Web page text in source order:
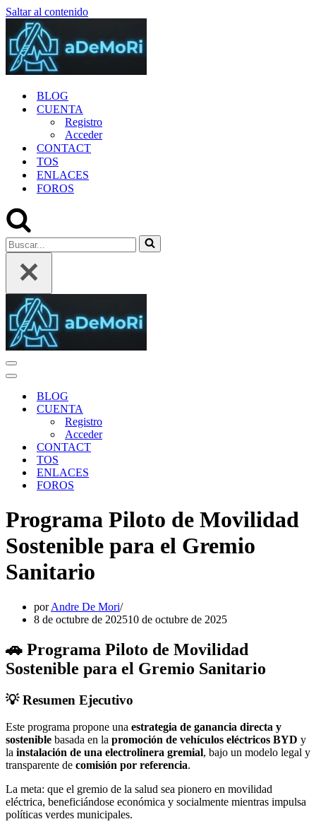
Saltar al contenido
BLOG
CUENTA
Registro
Acceder
CONTACT
TOS
ENLACES
FOROS
Buscar...
Menú
de
Menú
navegación
BLOG
CUENTA
Registro
Acceder
CONTACT
TOS
ENLACES
FOROS
Programa Piloto de Movilidad
Sostenible para el Gremio
Sanitario
porAndre De Mori
8 de octubre de 202510 de octubre de 2025
🚗 Programa Piloto de Movilidad
Sostenible para el Gremio Sanitario
💡 Resumen Ejecutivo
Este programa propone una estrategia de ganancia directa y
sostenible basada en la promoción de vehículos eléctricos BYD y
la instalación de una electrolinera gremial, bajo un modelo legal y
transparente de comisión por referencia.
La meta: que el gremio de la salud sea pionero en movilidad
eléctrica, beneficiándose económica y socialmente mientras impulsa
políticas verdes municipales.